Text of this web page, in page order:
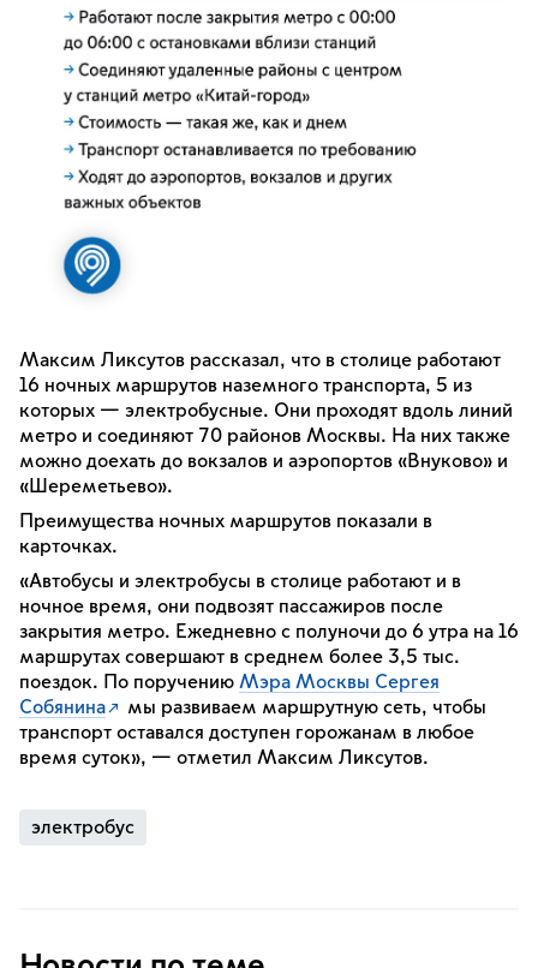
Максим Ликсутов рассказал, что в столице работают
16 ночных маршрутов наземного транспорта, 5 из
которых — электробусные. Они проходят вдоль линий
метро и соединяют 70 районов Москвы. На них также
можно доехать до вокзалов и аэропортов «Внуково» и
«Шереметьево».
Преимущества ночных маршрутов показали в
карточках.
«Автобусы и электробусы в столице работают и в
ночное время, они подвозят пассажиров после
закрытия метро. Ежедневно с полуночи до 6 утра на 16
маршрутах совершают в среднем более 3,5 тыс.
поездок. По поручению Мэра Москвы Сергея
Собянина
мы развиваем маршрутную сеть, чтобы
транспорт оставался доступен горожанам в любое
время суток», — отметил Максим Ликсутов.
электробус